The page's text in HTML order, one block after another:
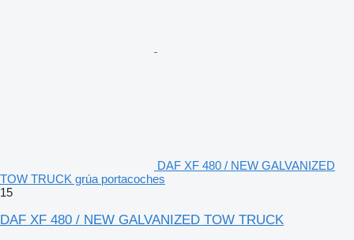
DAF XF 480 / NEW GALVANIZED
TOW TRUCK grúa portacoches
15
DAF XF 480 / NEW GALVANIZED TOW TRUCK